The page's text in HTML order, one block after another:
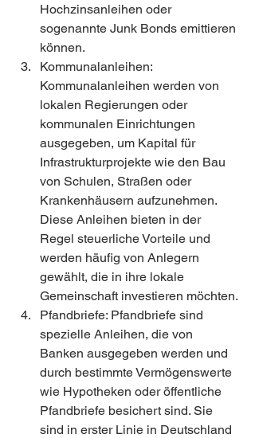
Hochzinsanleihen oder
sogenannte Junk Bonds emittieren
können.
Kommunalanleihen:
Kommunalanleihen werden von
lokalen Regierungen oder
kommunalen Einrichtungen
ausgegeben, um Kapital für
Infrastrukturprojekte wie den Bau
von Schulen, Straßen oder
Krankenhäusern aufzunehmen.
Diese Anleihen bieten in der
Regel steuerliche Vorteile und
werden häufig von Anlegern
gewählt, die in ihre lokale
Gemeinschaft investieren möchten.
Pfandbriefe: Pfandbriefe sind
spezielle Anleihen, die von
Banken ausgegeben werden und
durch bestimmte Vermögenswerte
wie Hypotheken oder öffentliche
Pfandbriefe besichert sind. Sie
sind in erster Linie in Deutschland